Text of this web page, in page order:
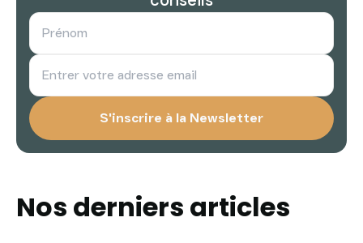
Nos derniers articles